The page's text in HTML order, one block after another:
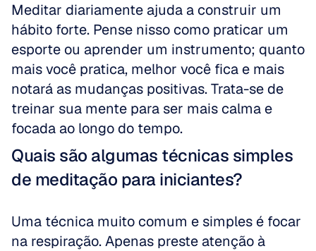
Meditar diariamente ajuda a construir um
hábito forte. Pense nisso como praticar um
esporte ou aprender um instrumento; quanto
mais você pratica, melhor você fica e mais
notará as mudanças positivas. Trata-se de
treinar sua mente para ser mais calma e
focada ao longo do tempo.
Quais são algumas técnicas simples
de meditação para iniciantes?
Uma técnica muito comum e simples é focar
na respiração. Apenas preste atenção à